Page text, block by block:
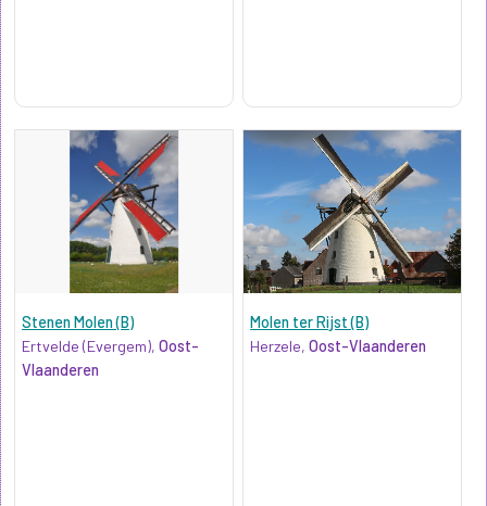
Stenen Molen (B)
Ertvelde (Evergem), Oost-
Vlaanderen
Molen ter Rijst (B)
Herzele,Oost-Vlaanderen